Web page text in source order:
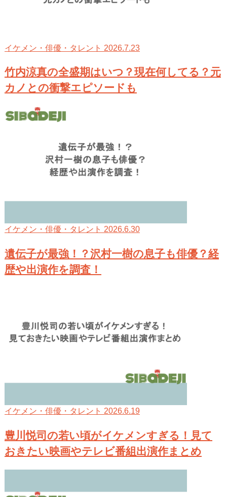
イケメン・俳優・タレント 2026.7.23
竹内涼真の全盛期はいつ？現在何してる？元
カノとの衝撃エピソードも
イケメン・俳優・タレント 2026.6.30
遺伝子が最強！？沢村一樹の息子も俳優？経
歴や出演作を調査！
イケメン・俳優・タレント 2026.6.19
豊川悦司の若い頃がイケメンすぎる！見て
おきたい映画やテレビ番組出演作まとめ